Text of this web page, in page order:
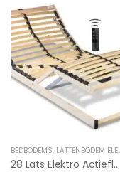
BEDBODEMS, LATTENBODEM ELEKTRISCH
28 Lats Elektro Actieflex